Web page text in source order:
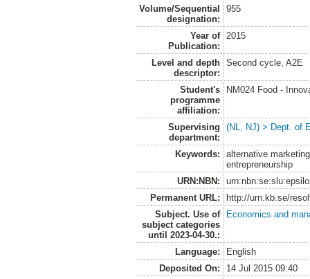
Volume/Sequential
designation:
955
Year of
Publication:
2015
Level and depth
descriptor:
Second cycle, A2E
Student's
programme
affiliation:
NM024 Food -
Supervising
department:
(NL, NJ) > Dept. of
Keywords:
alternative
entrepreneurship
URN:NBN:
Permanent URL:
http://urn.kb.se/
Subject. Use of
subject categories
until 2023-04-30.:
Economics and
Language:
English
Deposited On:
14 Jul 2015 09:40